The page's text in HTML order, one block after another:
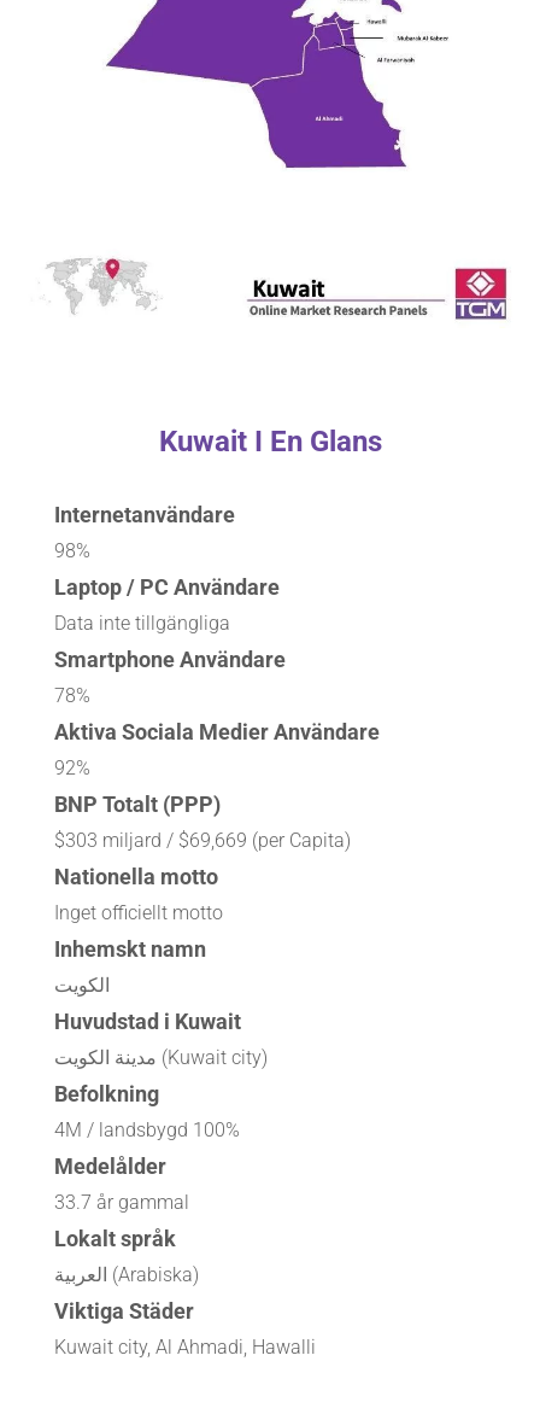
Kuwait I En Glans
Internetanvändare
98%
Laptop / PC Användare
Data inte tillgängliga
Smartphone Användare
78%
Aktiva Sociala Medier Användare
92%
BNP Totalt (PPP)
$303 miljard / $69,669 (per Capita)
Nationella motto
Inget officiellt motto
Inhemskt namn
الكويت
Huvudstad i Kuwait
مدينة الكويت (Kuwait city)
Befolkning
4M / landsbygd 100%
Medelålder
33.7 år gammal
Lokalt språk
العربية (Arabiska)
Viktiga Städer
Kuwait city, Al Ahmadi, Hawalli